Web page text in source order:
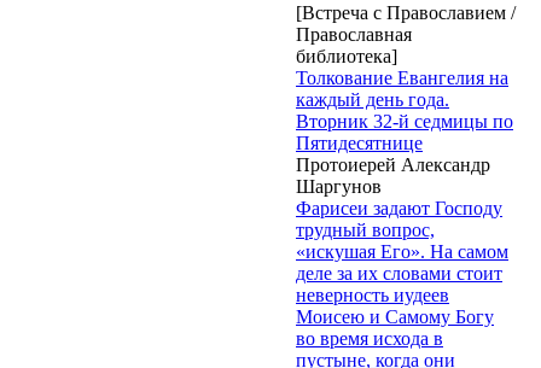
[Встреча с Православием /
Православная
библиотека]
Толкование Евангелия на
каждый день года.
Вторник 32-й седмицы по
Пятидесятнице
Протоиерей Александр
Шаргунов
Фарисеи задают Господу
трудный вопрос,
«искушая Его». На самом
деле за их словами стоит
неверность иудеев
Моисею и Самому Богу
во время исхода в
пустыне, когда они